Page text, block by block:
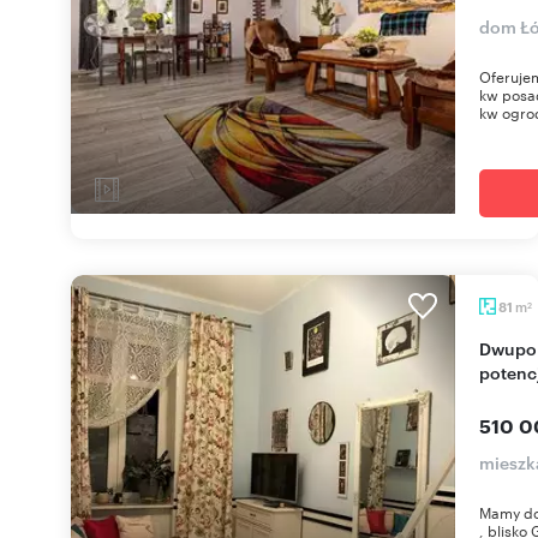
dom
kw
kw
81 m2
Dwupokojowe mieszkanie z antresolami i
510
Mamy
,